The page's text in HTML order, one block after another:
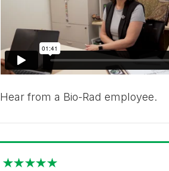
Hear from a Bio-Rad employee.